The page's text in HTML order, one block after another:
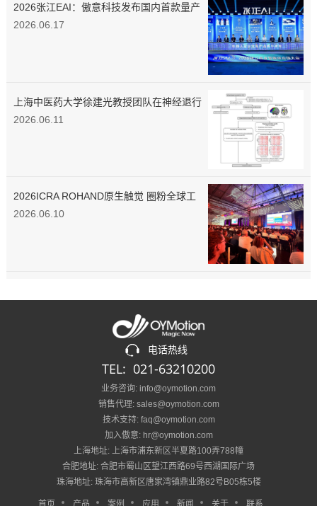
2026张江EAI：傲意科技发布国内首款量产
3D磁触觉灵巧手
2026.06.17
上海中医药大学徐建光教授团队在神经退行
性疾病环路靶向调控机制领域取得创新性研
2026.06.11
2026ICRA ROHAND原生触觉 圈粉全球工
程师
2026.06.10
电话热线
TEL: 021-63210200
业务咨询: info@oymotion.com
销售代理: sales@oymotion.com
技术支持: faq@oymotion.com
加入傲意: hr@oymotion.com
上海地址: 上海市浦东新区半夏路100弄788幢
合肥地址: 合肥市蜀山区望江西路69号西湖国际广场
珠海地址: 珠海市高新区唐家湾镇鼎业路82号B05栋5楼
首页 产品 案例 应用 新闻 关于 联系